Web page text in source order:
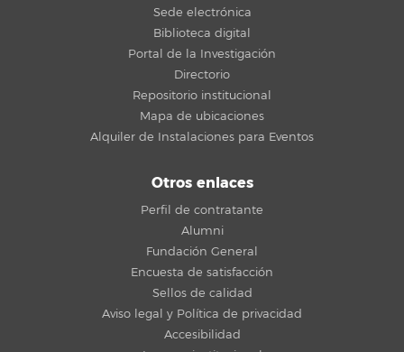
Sede electrónica
Biblioteca digital
Portal de la Investigación
Directorio
Repositorio institucional
Mapa de ubicaciones
Alquiler de Instalaciones para Eventos
Otros enlaces
Perfil de contratante
Alumni
Fundación General
Encuesta de satisfacción
Sellos de calidad
Aviso legal y Política de privacidad
Accesibilidad